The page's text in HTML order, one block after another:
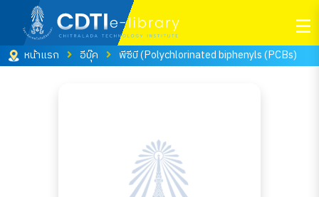
หน้าแรก อีบุ๊ค พีซีบี (Polychlorinated biphenyls (PCBs)